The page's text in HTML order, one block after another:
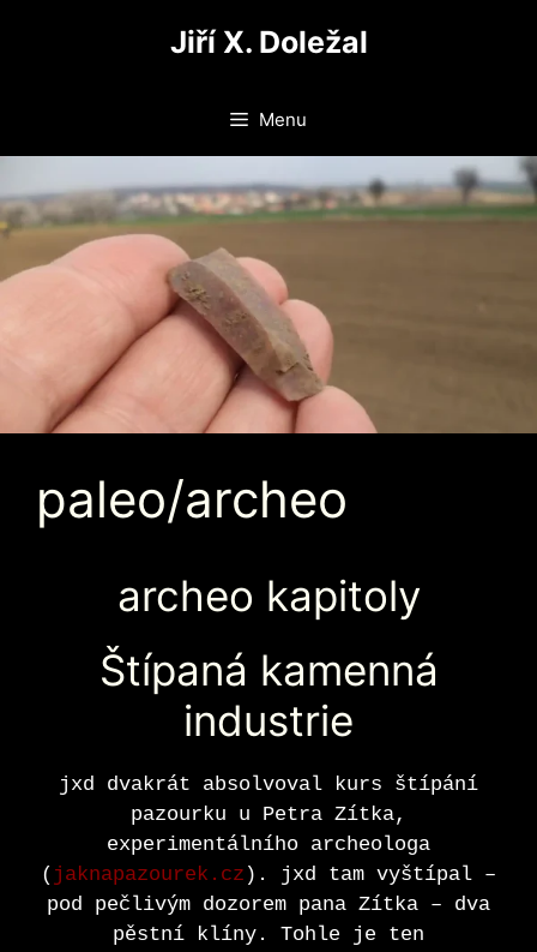
Jiří X. Doležal
Menu
paleo/archeo
archeo kapitoly
Štípaná kamenná
industrie
jxd dvakrát absolvoval kurs štípání
pazourku u Petra Zítka,
experimentálního archeologa
( jaknapazourek.cz ). jxd tam vyštípal –
pod pečlivým dozorem pana Zítka – dva
pěstní klíny. Tohle je ten